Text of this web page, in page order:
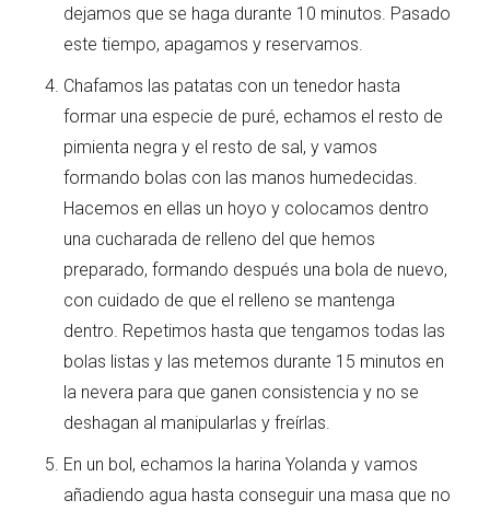
dejamos que se haga durante 10 minutos. Pasado
este tiempo, apagamos y reservamos.
Chafamos las patatas con un tenedor hasta
formar una especie de puré, echamos el resto de
pimienta negra y el resto de sal, y vamos
formando bolas con las manos humedecidas.
Hacemos en ellas un hoyo y colocamos dentro
una cucharada de relleno del que hemos
preparado, formando después una bola de nuevo,
con cuidado de que el relleno se mantenga
dentro. Repetimos hasta que tengamos todas las
bolas listas y las metemos durante 15 minutos en
la nevera para que ganen consistencia y no se
deshagan al manipularlas y freírlas.
En un bol, echamos la harina Yolanda y vamos
añadiendo agua hasta conseguir una masa que no